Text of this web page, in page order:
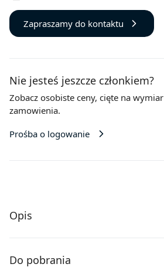
Zapraszamy do kontaktu
Nie jesteś jeszcze członkiem?
Zobacz osobiste ceny, cięte na wymiar
zamowienia.
Prośba o logowanie
Opis
Do pobrania